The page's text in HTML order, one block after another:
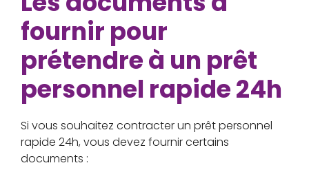
fournir pour
prétendre à un prêt
personnel rapide 24h
Si vous souhaitez contracter un prêt personnel
rapide 24h, vous devez fournir certains
documents :